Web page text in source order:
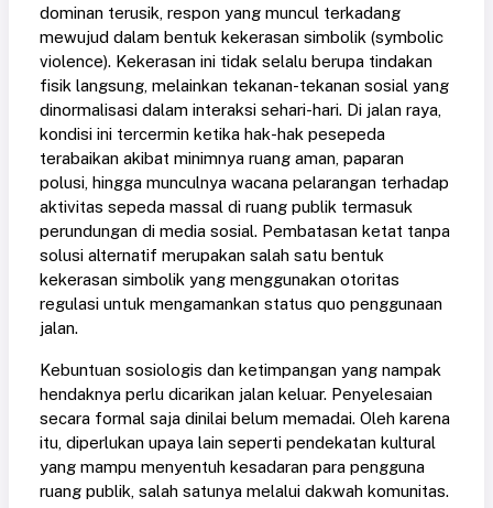
dominan terusik, respon yang muncul terkadang
mewujud dalam bentuk kekerasan simbolik (symbolic
violence). Kekerasan ini tidak selalu berupa tindakan
fisik langsung, melainkan tekanan-tekanan sosial yang
dinormalisasi dalam interaksi sehari-hari. Di jalan raya,
kondisi ini tercermin ketika hak-hak pesepeda
terabaikan akibat minimnya ruang aman, paparan
polusi, hingga munculnya wacana pelarangan terhadap
aktivitas sepeda massal di ruang publik termasuk
perundungan di media sosial. Pembatasan ketat tanpa
solusi alternatif merupakan salah satu bentuk
kekerasan simbolik yang menggunakan otoritas
regulasi untuk mengamankan status quo penggunaan
jalan.
Kebuntuan sosiologis dan ketimpangan yang nampak
hendaknya perlu dicarikan jalan keluar. Penyelesaian
secara formal saja dinilai belum memadai. Oleh karena
itu, diperlukan upaya lain seperti pendekatan kultural
yang mampu menyentuh kesadaran para pengguna
ruang publik, salah satunya melalui dakwah komunitas.